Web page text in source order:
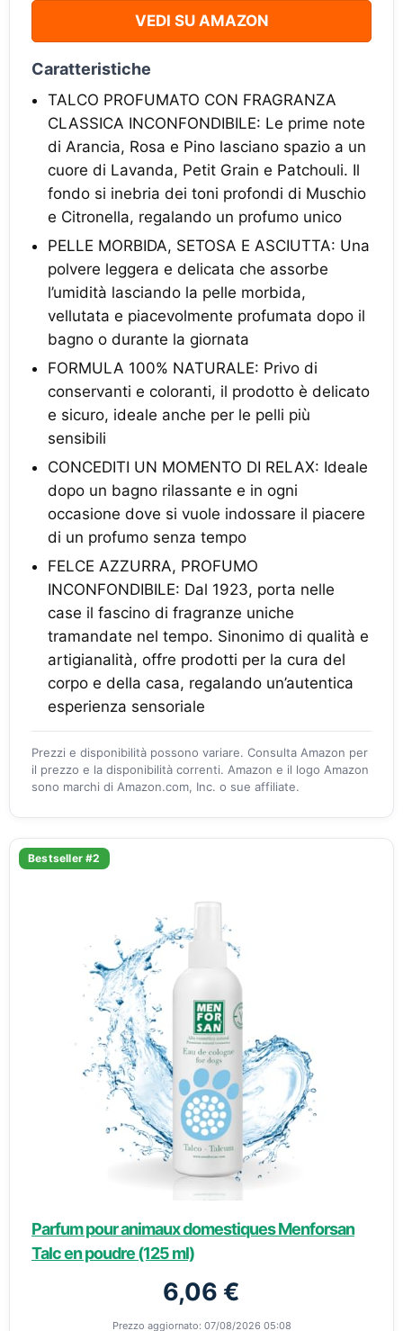
VEDI SU AMAZON
Caratteristiche
TALCO PROFUMATO CON FRAGRANZA
CLASSICA INCONFONDIBILE: Le prime note
di Arancia, Rosa e Pino lasciano spazio a un
cuore di Lavanda, Petit Grain e Patchouli. Il
fondo si inebria dei toni profondi di Muschio
e Citronella, regalando un profumo unico
PELLE MORBIDA, SETOSA E ASCIUTTA: Una
polvere leggera e delicata che assorbe
l’umidità lasciando la pelle morbida,
vellutata e piacevolmente profumata dopo il
bagno o durante la giornata
FORMULA 100% NATURALE: Privo di
conservanti e coloranti, il prodotto è delicato
e sicuro, ideale anche per le pelli più
sensibili
CONCEDITI UN MOMENTO DI RELAX: Ideale
dopo un bagno rilassante e in ogni
occasione dove si vuole indossare il piacere
di un profumo senza tempo
FELCE AZZURRA, PROFUMO
INCONFONDIBILE: Dal 1923, porta nelle
case il fascino di fragranze uniche
tramandate nel tempo. Sinonimo di qualità e
artigianalità, offre prodotti per la cura del
corpo e della casa, regalando un’autentica
esperienza sensoriale
Prezzi e disponibilità possono variare. Consulta Amazon per
il prezzo e la disponibilità correnti. Amazon e il logo Amazon
sono marchi di Amazon.com, Inc. o sue affiliate.
Bestseller #2
Parfum pour animaux domestiques Menforsan
Talc en poudre (125 ml)
6,06 €
Prezzo aggiornato: 07/08/2026 05:08